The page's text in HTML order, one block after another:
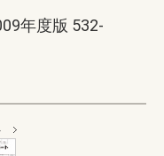
年度版 532-